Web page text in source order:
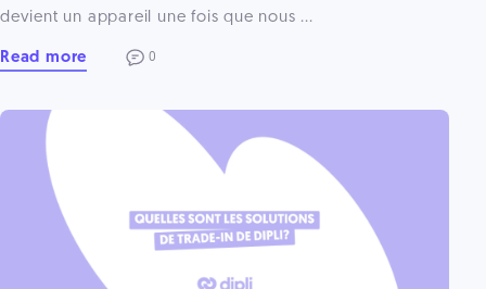
devient un appareil une fois que nous ...
Read more 0